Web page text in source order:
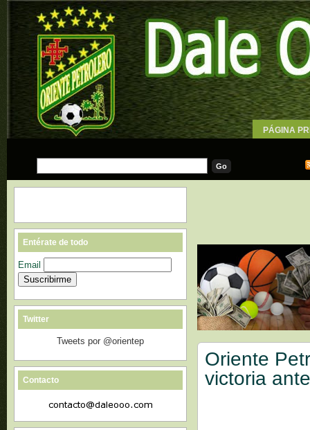
PÁGINA
Oriente
victoria
Entérate de todo
Email
Twitter
Tweets por @orientep
Contacto